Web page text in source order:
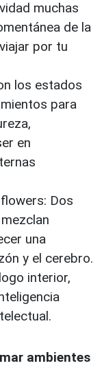
muchas
de la
por tu
los estados
para
en
Dos
una
y el cerebro.
interior,
ambientes